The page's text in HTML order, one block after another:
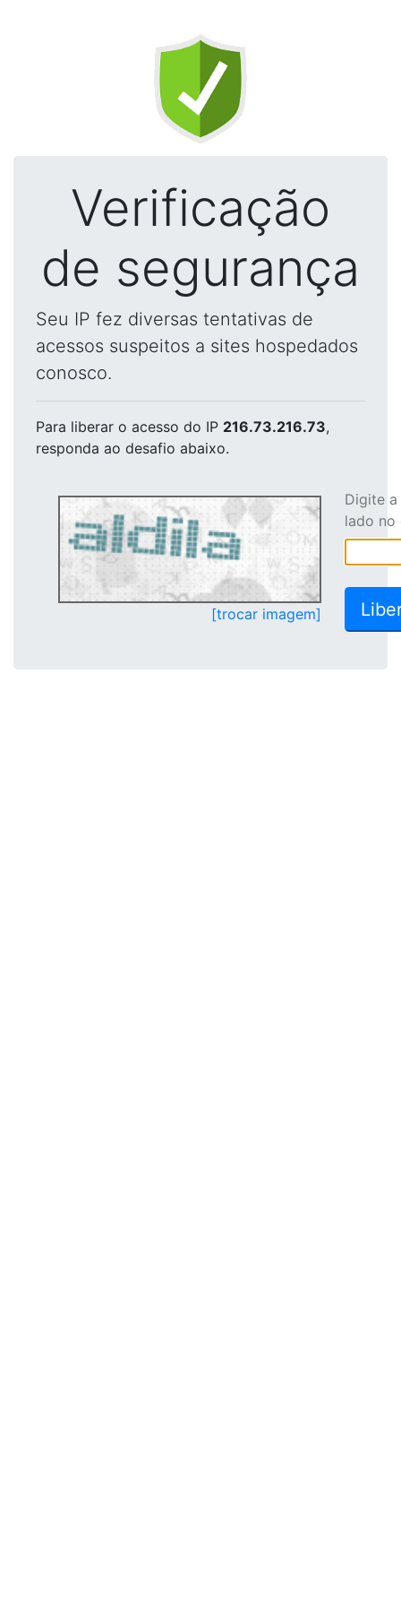
Verificação
de segurança
Seu IP fez diversas tentativas de
acessos suspeitos a sites hospedados
conosco.
Para liberar o acesso do IP 216.73.216.73,
responda ao desafio abaixo.
[trocar imagem]
Digite
lado no